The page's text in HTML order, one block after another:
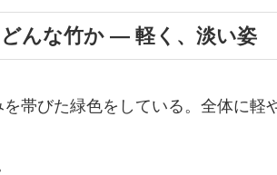
んな竹か ― 軽く、淡い姿
帯びた緑色をしている。全体に軽